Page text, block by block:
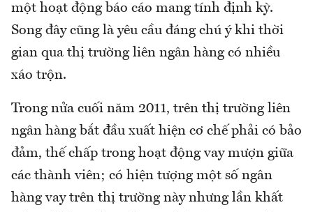
một hoạt động báo cáo mang tính định kỳ.
Song đây cũng là yêu cầu đáng chú ý khi thời
gian qua thị trường liên ngân hàng có nhiều
xáo trộn.
Trong nửa cuối năm 2011, trên thị trường liên
ngân hàng bắt đầu xuất hiện cơ chế phải có bảo
đảm, thế chấp trong hoạt động vay mượn giữa
các thành viên; có hiện tượng một số ngân
hàng vay trên thị trường này nhưng lần khất